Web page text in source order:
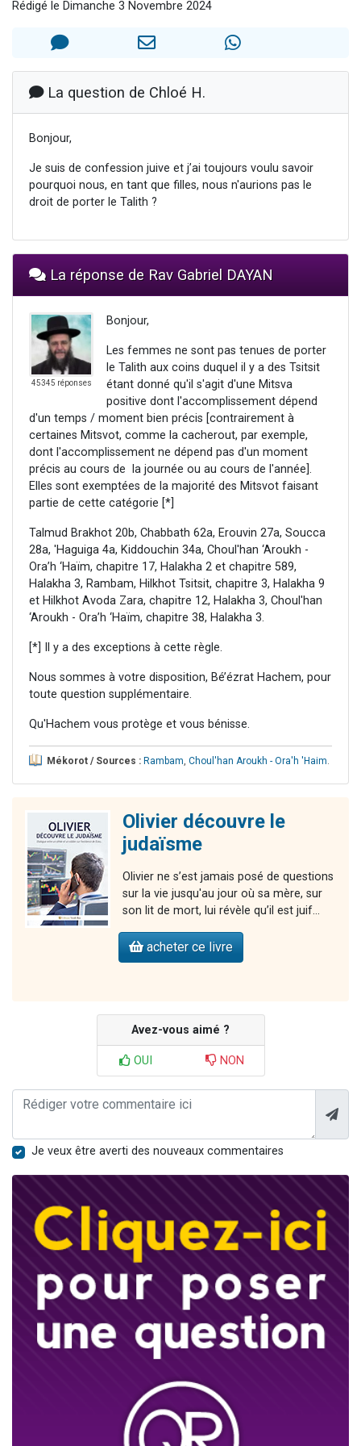
30 personnes viennent de faire un don pour Sauvez la jambe de Yohan
12 nouvelles musiques dans Torah-Box Music
29 personnes viennent de demander une bénédiction
Rédigé le Dimanche 3 Novembre 2024
La question de Chloé H.
Bonjour,
Je suis de confession juive et j’ai toujours voulu savoir
pourquoi nous, en tant que filles, nous n'aurions pas le
droit de porter le Talith ?
La réponse de Rav Gabriel DAYAN
45345 réponses
Bonjour,
Les femmes ne sont pas tenues de porter
le Talith aux coins duquel il y a des Tsitsit
étant donné qu'il s'agit d'une Mitsva
positive dont l'accomplissement dépend
d'un temps / moment bien précis [contrairement à
certaines Mitsvot, comme la cacherout, par exemple,
dont l'accomplissement ne dépend pas d'un moment
précis au cours de la journée ou au cours de l'année].
Elles sont exemptées de la majorité des Mitsvot faisant
partie de cette catégorie [*]
Talmud Brakhot 20b, Chabbath 62a, Erouvin 27a, Soucca
28a, 'Haguiga 4a, Kiddouchin 34a, Choul'han ‘Aroukh -
Ora’h ‘Haïm, chapitre 17, Halakha 2 et chapitre 589,
Halakha 3, Rambam, Hilkhot Tsitsit, chapitre 3, Halakha 9
et Hilkhot Avoda Zara, chapitre 12, Halakha 3, Choul'han
‘Aroukh - Ora’h ‘Haïm, chapitre 38, Halakha 3.
[*] Il y a des exceptions à cette règle.
Nous sommes à votre disposition, Bé’ézrat Hachem, pour
toute question supplémentaire.
Qu'Hachem vous protège et vous bénisse.
Mékorot / Sources : Rambam, Choul'han Aroukh - Ora'h 'Haim.
Olivier découvre le
judaïsme
Olivier ne s’est jamais posé de questions
sur la vie jusqu'au jour où sa mère, sur
son lit de mort, lui révèle qu’il est juif...
acheter ce livre
Avez-vous aimé ?
OUI NON
Je veux être averti des nouveaux commentaires